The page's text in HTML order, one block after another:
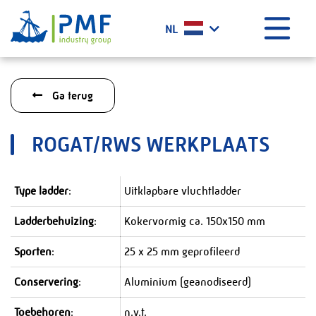
Menu
Wat doen wij?
Certificaten
Projecten
Het laatste nieuws
Contact
PMF Industry Group Code of Conduct
NL
Ga terug
ROGAT/RWS WERKPLAATS
Type ladder: Uitklapbare vluchtladder
Ladderbehuizing: Kokervormig ca. 150x150 mm
Sporten: 25 x 25 mm geprofileerd
Conservering: Aluminium (geanodiseerd)
Toebehoren: n.v.t.